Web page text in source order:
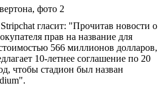
гласит: "Прочитав новости о
прав на название для
566 миллионов долларов,
10-летнее соглашение по 20
чтобы стадион был назван